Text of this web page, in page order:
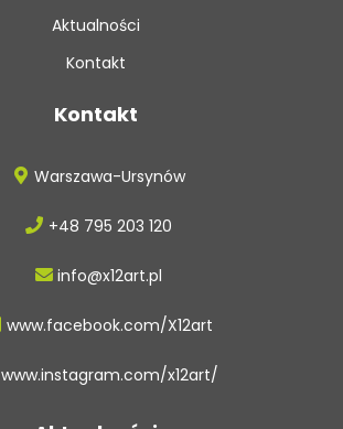
Aktualności
Kontakt
Kontakt
Warszawa-Ursynów
+48 795 203 120
info@x12art.pl
www.facebook.com/X12art
www.instagram.com/x12art/